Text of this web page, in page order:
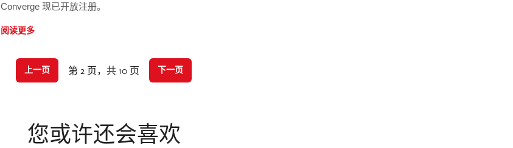
Converge 现已开放注册。
阅读更多
上一页 第 2 页，共 10 页 下一页
您或许还会喜欢